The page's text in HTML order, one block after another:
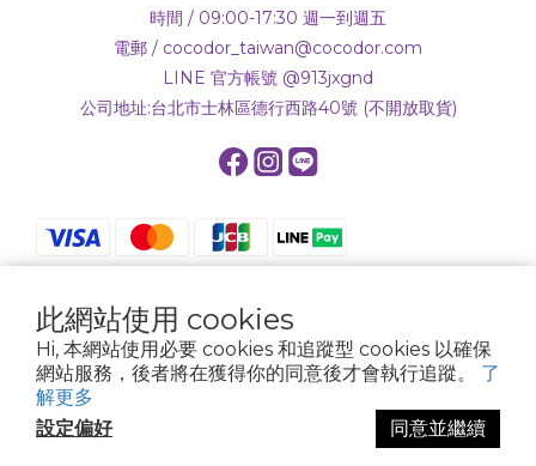
此網站使用 cookies
Hi, 本網站使用必要 cookies 和追蹤型 cookies 以確保
網站服務，後者將在獲得你的同意後才會執行追蹤。 了
解更多
設定偏好
同意並繼續
時間 / 09:00-17:30 週一到週五
電郵 / cocodor_taiwan@cocodor.com
LINE 官方帳號 @913jxgnd
公司地址:台北市士林區德行西路40號 (不開放取貨)
$ TWD 繁體中文